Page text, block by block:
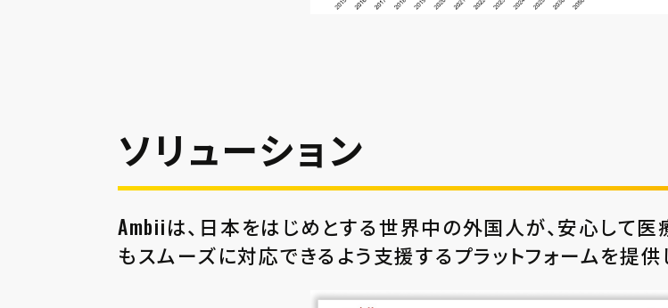
ソリューション
Ambiiは、⽇本をはじめとする世界中の外国⼈が、安⼼して
もスムーズに対応できるよう⽀援するプラットフォームを提供